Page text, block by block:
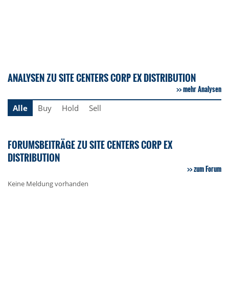
ANALYSEN ZU SITE CENTERS CORP EX DISTRIBUTION
mehr Analysen
Alle
Buy Hold Sell
FORUMSBEITRÄGE ZU SITE CENTERS CORP EX
DISTRIBUTION
zum Forum
Keine Meldung vorhanden